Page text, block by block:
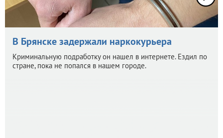
В Брянске задержали наркокурьера
Криминальную подработку он нашел в интернете. Ездил по
стране, пока не попался в нашем городе.